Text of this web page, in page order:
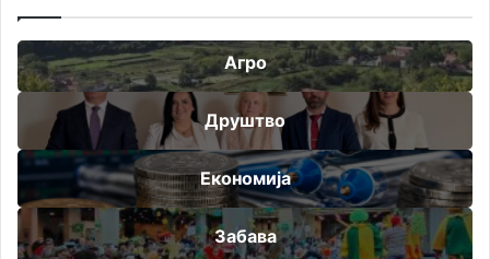
Агро
Друштво
Економија
Забава